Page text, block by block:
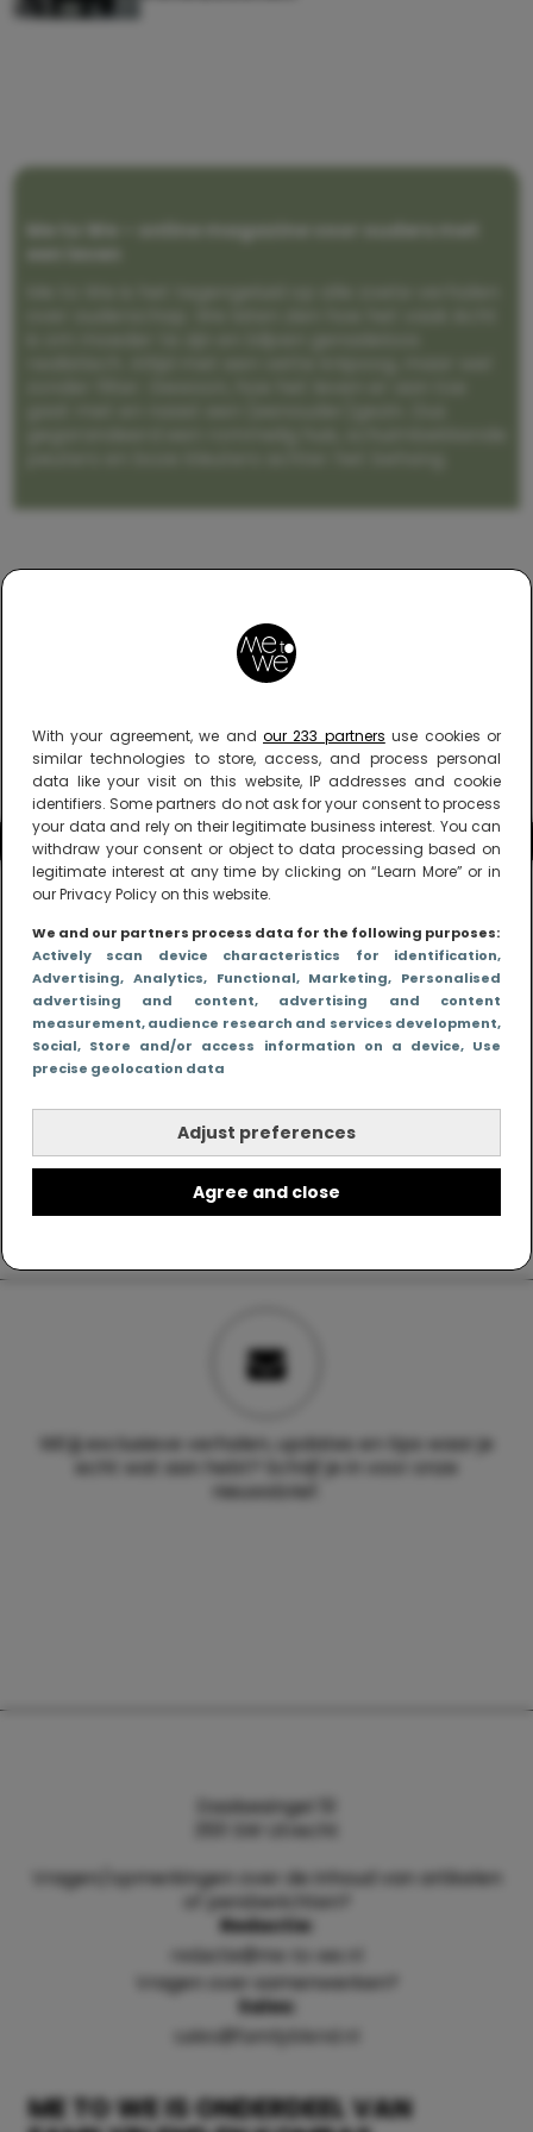
With your agreement, we and our 233 partners use cookies or
similar technologies to store, access, and process personal
data like your visit on this website, IP addresses and cookie
identifiers. Some partners do not ask for your consent to process
your data and rely on their legitimate business interest. You can
withdraw your consent or object to data processing based on
legitimate interest at any time by clicking on “Learn More” or in
our Privacy Policy on this website.
We and our partners process data for the following purposes:
Actively scan device characteristics for identification,
Advertising, Analytics, Functional, Marketing, Personalised
advertising and content, advertising and content
measurement, audience research and services development,
Social, Store and/or access information on a device, Use
precise geolocation data
Adjust preferences
Agree and close
Me to We – online magazine voor ouders met
Wil jij exclusieve verhalen, updates en tips waar je
echt wat aan hebt? Schrijf je in voor onze
nieuwsbrief.
ME TO WE IS ONDERDEEL VAN
Daalsesingel 51
3511 SW Utrecht
Vragen/opmerkingen over de inhoud van artikelen
of persberichten?
Redactie:
redactie@me-to-we.nl
Vragen over samenwerken?
Sales:
sales@familyblend.nl